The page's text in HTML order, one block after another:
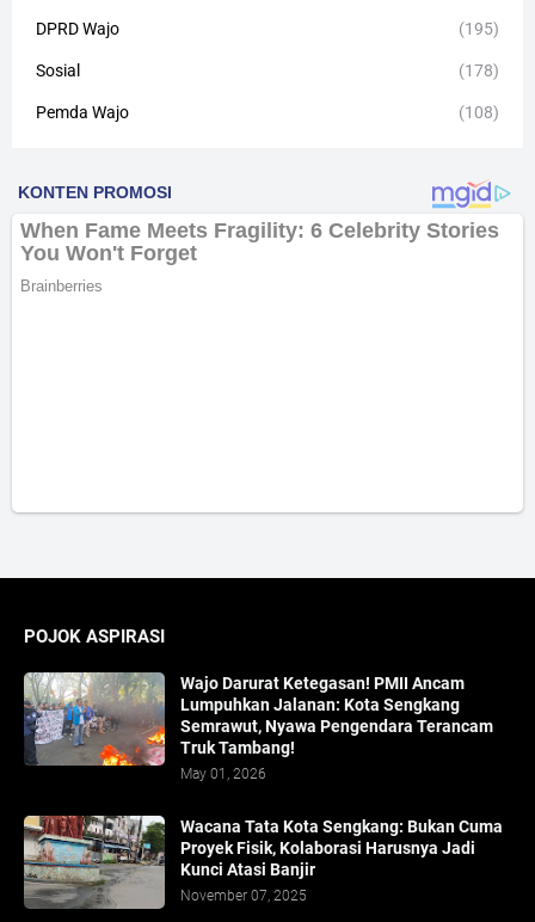
DPRD Wajo (195)
Sosial (178)
Pemda Wajo (108)
POJOK ASPIRASI
Wajo Darurat Ketegasan! PMII Ancam
Lumpuhkan Jalanan: Kota Sengkang
Semrawut, Nyawa Pengendara Terancam
Truk Tambang!
May 01, 2026
​Wacana Tata Kota Sengkang: Bukan Cuma
Proyek Fisik, Kolaborasi Harusnya Jadi
Kunci Atasi Banjir
November 07, 2025